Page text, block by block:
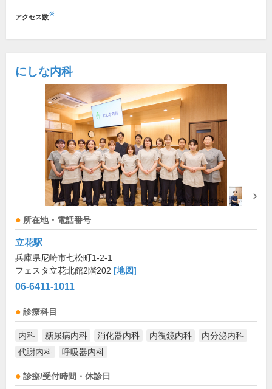
アクセス数※
にしな内科
所在地・電話番号
立花駅
兵庫県尼崎市七松町1-2-1
フェスタ立花北館2階202 [地図]
06-6411-1011
診療科目
内科 糖尿病内科 消化器内科 内視鏡内科
内分泌内科
代謝内科
呼吸器内科
診療/受付時間・休診日